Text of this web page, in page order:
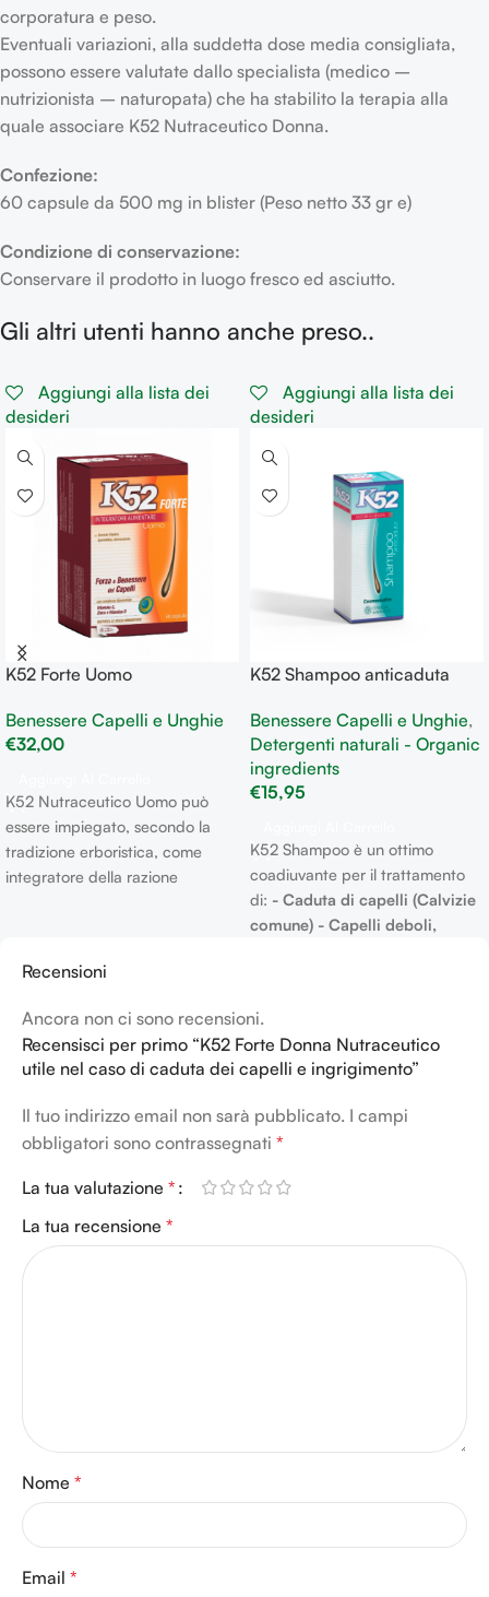
corporatura e peso.
Eventuali variazioni, alla suddetta dose media consigliata,
possono essere valutate dallo specialista (medico –
nutrizionista – naturopata) che ha stabilito la terapia alla
quale associare K52 Nutraceutico Donna.
Confezione:
60 capsule da 500 mg in blister (Peso netto 33 gr e)
Condizione di conservazione:
Conservare il prodotto in luogo fresco ed asciutto.
Gli altri utenti hanno anche preso..
Aggiungi alla lista dei
desideri
K52 Forte Uomo
caduta dei capelli e
ingrigimento
Benessere Capelli e Unghie
€32,00
K52 Nutraceutico Uomo può
essere impiegato, secondo la
tradizione erboristica, come
integratore della razione
capelli - Salvaguardare la
e delle unghie, per renderli più
forti - Ingrigimento dei capelli.
Aggiungi alla lista dei
desideri
K52 Shampoo anticaduta
sottili e malnutriti
Benessere Capelli e Unghie,
Detergenti naturali - Organic
ingredients
€15,95
K52 Shampoo è un ottimo
coadiuvante per il trattamento
di: - Caduta di capelli (Calvizie
comune) - Capelli deboli,
più forti.
Recensioni
Ancora non ci sono recensioni.
Recensisci per primo “K52 Forte Donna Nutraceutico
utile nel caso di caduta dei capelli e ingrigimento”
Il tuo indirizzo email non sarà pubblicato. I campi
obbligatori sono contrassegnati *
La tua valutazione *
La tua recensione *
Nome *
Email *